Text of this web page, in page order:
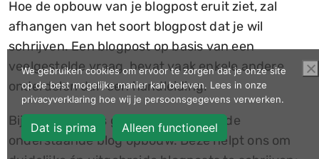
Hoe de opbouw van je blogpost eruit ziet, zal
afhangen van het soort blogpost dat je wil
schrijven. Een blogpost op basis van een
veelgestelde vraag, bevat vaak enkele andere
onderdelen dan een handleiding.
Bij finalwebsites gebruiken wij vaak de
onderstaande blog opbouw. Deze helpt ons om
We gebruiken cookies om ervoor te zorgen dat je onze site
op de best mogelijke manier kan beleven. Lees in onze
privacyverklaring hoe wij je persoonsgegevens verwerken.
Dat is prima Alleen functioneel